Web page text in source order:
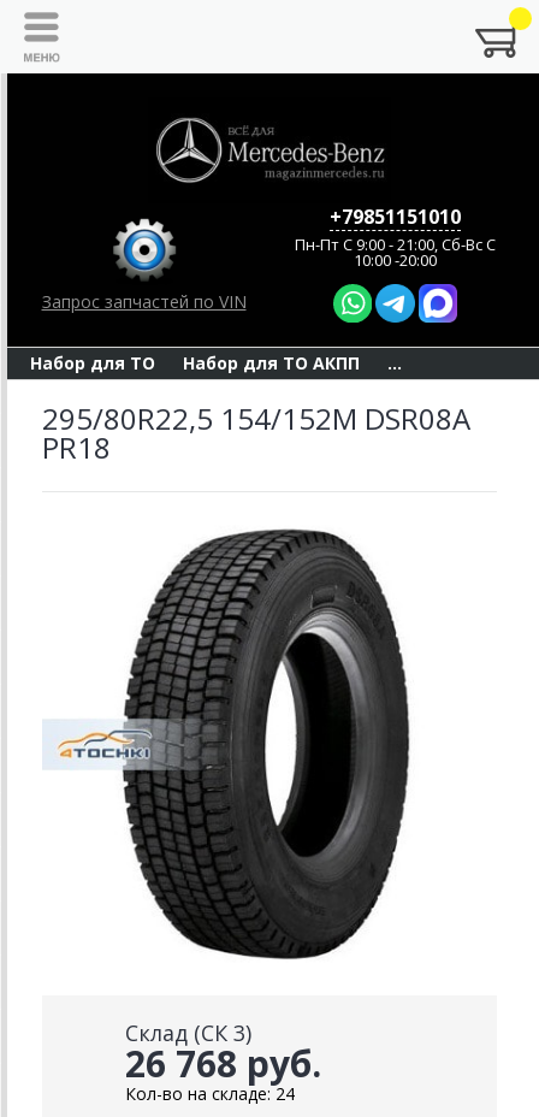
Запрос запчастей по VIN
+79851151010
Пн-Пт C 9:00 - 21:00, Сб-Вс С
10:00 -20:00
Набор для ТО Набор для ТО АКПП ...
295/80R22,5 154/152M DSR08A
PR18
Склад (СК 3)
26 768 руб.
Кол-во на складе: 24